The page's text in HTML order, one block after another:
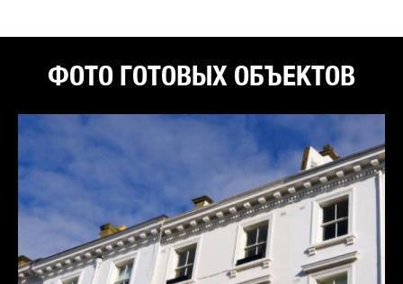
ФОТО ГОТОВЫХ ОБЪЕКТОВ